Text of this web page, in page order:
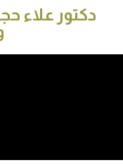
دكتور علاء